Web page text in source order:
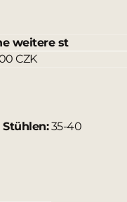
weitere st
CZK
35-40